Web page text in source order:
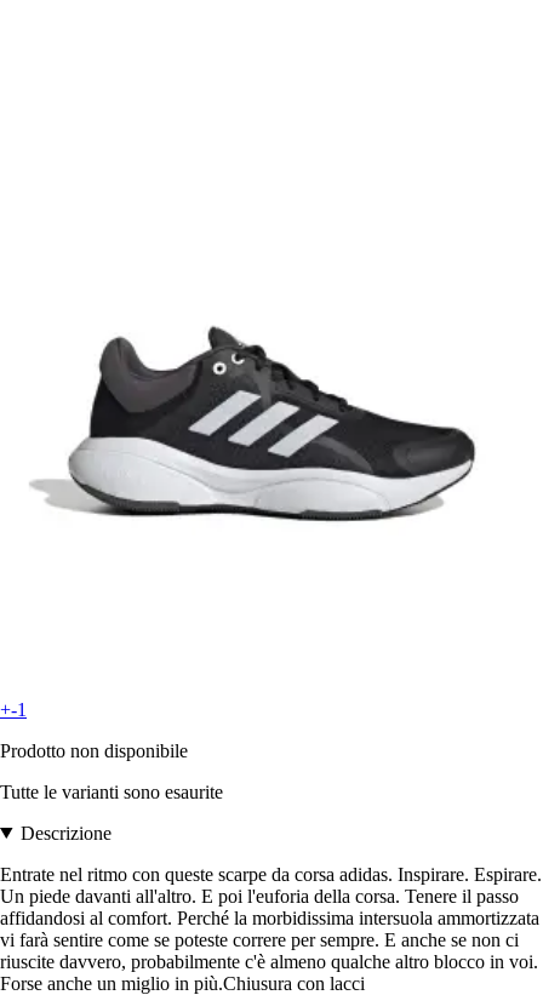
+-1
Prodotto non disponibile
Tutte le varianti sono esaurite
Descrizione
Entrate nel ritmo con queste scarpe da corsa adidas. Inspirare. Espirare.
Un piede davanti all'altro. E poi l'euforia della corsa. Tenere il passo
affidandosi al comfort. Perché la morbidissima intersuola ammortizzata
vi farà sentire come se poteste correre per sempre. E anche se non ci
riuscite davvero, probabilmente c'è almeno qualche altro blocco in voi.
Forse anche un miglio in più.Chiusura con lacci